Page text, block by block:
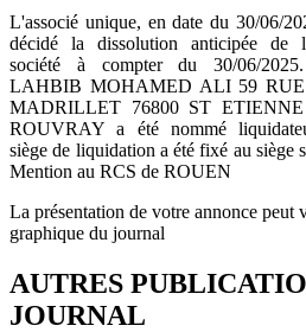
L'associé unique, en date du 30/06/
décidé la dissolution anticipée de
société à compter du 30/06/
LAHBIB MOHAMED ALI 59
MADRILLET 76800 ST
ROUVRAY a été nommé
siège de liquidation a été fixé au siège
Mention au RCS de ROUEN
La présentation de votre annonce peut
graphique du journal
AUTRES
JOURNAL